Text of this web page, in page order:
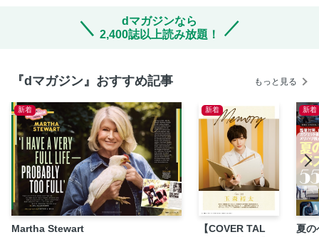
dマガジンなら
2,400誌以上読み放題！
『dマガジン』おすすめ記事 もっと見る
新着
Martha Stewart
新着
【COVER TAL
新着
夏の